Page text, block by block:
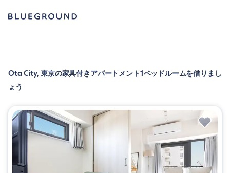
Ota City, 東京の家具付きアパートメント1ベッドルームを借りまし
ょう